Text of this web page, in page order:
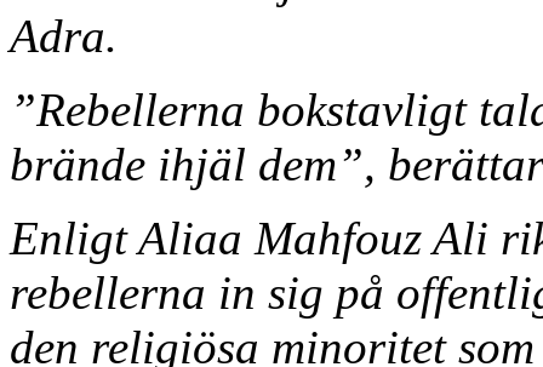
Adra.
”Rebellerna bokstavligt
brände ihjäl dem”,
Enligt Aliaa Mahfouz Ali
rebellerna in sig på
den religiösa minoritet